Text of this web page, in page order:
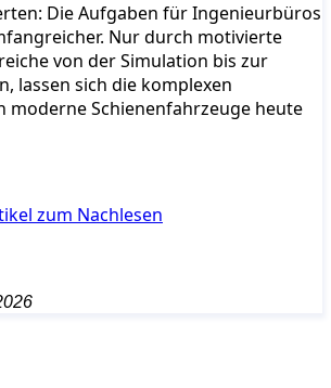
Die Aufgaben für Ingenieurbüros
Nur durch motivierte
von der Simulation bis zur
lassen sich die komplexen
moderne Schienenfahrzeuge heute
zum Nachlesen